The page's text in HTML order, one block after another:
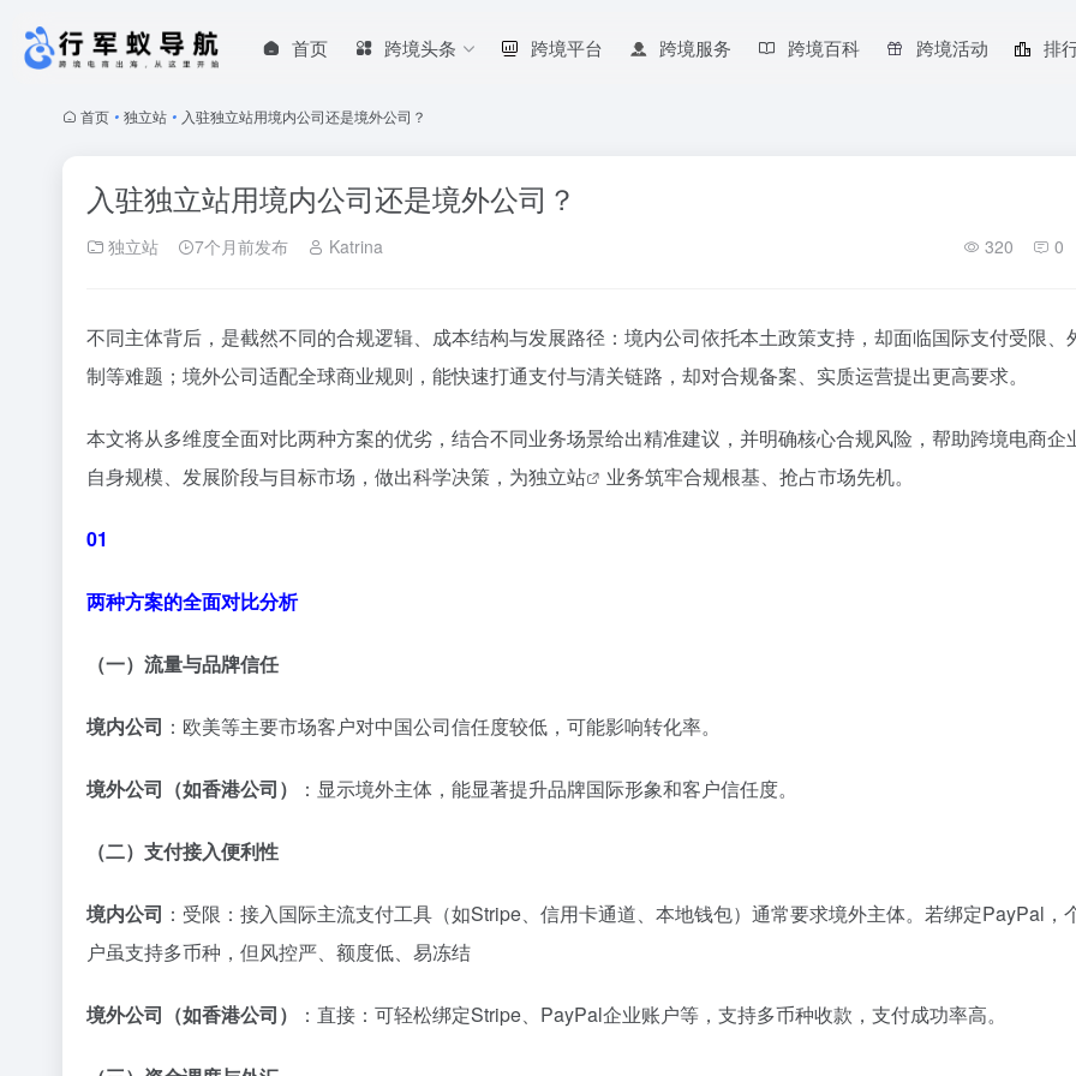
首页 跨境头条 跨境平台 跨境服务 跨境百科 跨境活动 排
首页 • 独立站 • 入驻独立站用境内公司还是境外公司？
入驻独立站用境内公司还是境外公司？
独立站 7个月前发布 Katrina 320 0
不同主体背后，是截然不同的合规逻辑、成本结构与发展路径：境内公司依托本土政策支持，却面临国际支付受限、
制等难题；境外公司适配全球商业规则，能快速打通支付与清关链路，却对合规备案、实质运营提出更高要求。
本文将从多维度全面对比两种方案的优劣，结合不同业务场景给出精准建议，并明确核心合规风险，帮助跨境电商企
自身规模、发展阶段与目标市场，做出科学决策，为独立站 业务筑牢合规根基、抢占市场先机。
01
两种方案的全面对比分析
（一）流量与品牌信任
境内公司 ：欧美等主要市场客户对中国公司信任度较低，可能影响转化率。
境外公司（如香港公司） ：显示境外主体，能显著提升品牌国际形象和客户信任度。
（二）支付接入便利性
境内公司 ：受限：接入国际主流支付工具（如Stripe、信用卡通道、本地钱包）通常要求境外主体。若绑定PayPal，
户虽支持多币种，但风控严、额度低、易冻结
境外公司（如香港公司） ：直接：可轻松绑定Stripe、PayPal企业账户等，支持多币种收款，支付成功率高。